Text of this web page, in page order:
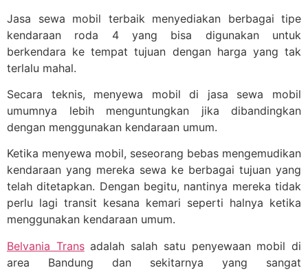
Jasa sewa mobil terbaik menyediakan berbagai tipe
kendaraan roda 4 yang bisa digunakan untuk
berkendara ke tempat tujuan dengan harga yang tak
terlalu mahal.
Secara teknis, menyewa mobil di jasa sewa mobil
umumnya lebih menguntungkan jika dibandingkan
dengan menggunakan kendaraan umum.
Ketika menyewa mobil, seseorang bebas mengemudikan
kendaraan yang mereka sewa ke berbagai tujuan yang
telah ditetapkan. Dengan begitu, nantinya mereka tidak
perlu lagi transit kesana kemari seperti halnya ketika
menggunakan kendaraan umum.
Belvania Transadalah salah satu penyewaan mobil di
area Bandung dan sekitarnya yang sangat